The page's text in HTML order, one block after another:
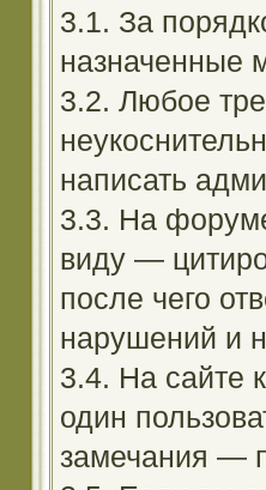
3.1. За
назначенные
3.2. Любое
написать
3.3. На
виду —
после чего
нарушений и
3.4. На сайте
один
замечания —